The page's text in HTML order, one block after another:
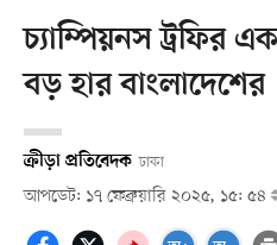
চ্যাম্পিয়নস ট্রফির
বড় হার বাংলাদেশের
ক্রীড়া প্রতিবেদক ঢাকা
আপডেট: ১৭ ফেব্রুয়ারি ২০২৫, ১৫: ৫৪